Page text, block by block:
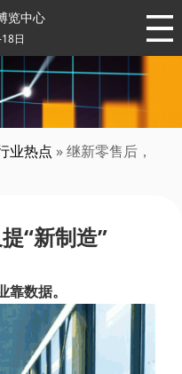
览中心
日
业热点 » 继新零售后，
“新制造”
数据。